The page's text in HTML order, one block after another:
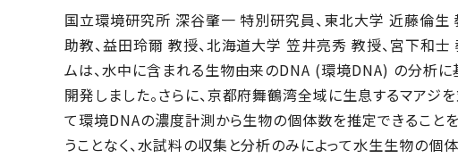
国立環境研究所 深谷肇一 特別研究員、東北大学 近藤倫生
助教、益田玲爾 教授、北海道大学 笠井亮秀 教授、宮下和
ムは、水中に含まれる生物由来のDNA (環境DNA) の分析
開発しました。さらに、京都府舞鶴湾全域に生息するマアジ
て環境DNAの濃度計測から生物の個体数を推定できること
うことなく、水試料の収集と分析のみによって水生生物の個